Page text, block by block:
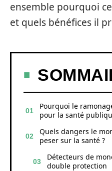
ensemble pourquoi
et quels bénéfices il
Pourquoi le
pour la santé
Quels dangers le
peser sur la santé ?
Détecteurs de
double protection